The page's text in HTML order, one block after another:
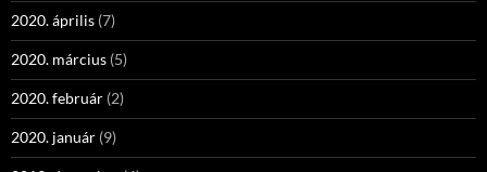
2020. április (7)
2020. március (5)
2020. február (2)
2020. január (9)